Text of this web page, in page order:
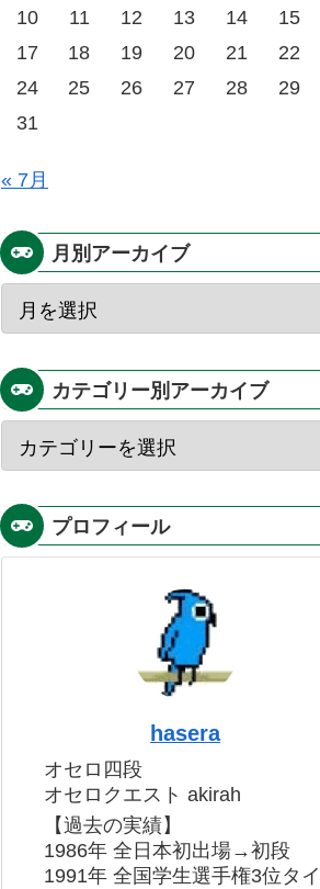
10
11 12 13 14 15
17
18 19 20 21 22
24
25 26 27 28 29
31
« 7月
月別アーカイブ
カテゴリー別アーカイブ
プロフィール
hasera
オセロ四段
オセロクエスト akirah
【過去の実績】
1986年 全日本初出場→初段
1991年 全国学生選手権3位タイ